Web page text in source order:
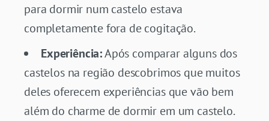
para dormir num castelo estava
completamente fora de cogitação.
Experiência:Após comparar alguns dos
castelos na região descobrimos que muitos
deles oferecem experiências que vão bem
além do charme de dormir em um castelo.